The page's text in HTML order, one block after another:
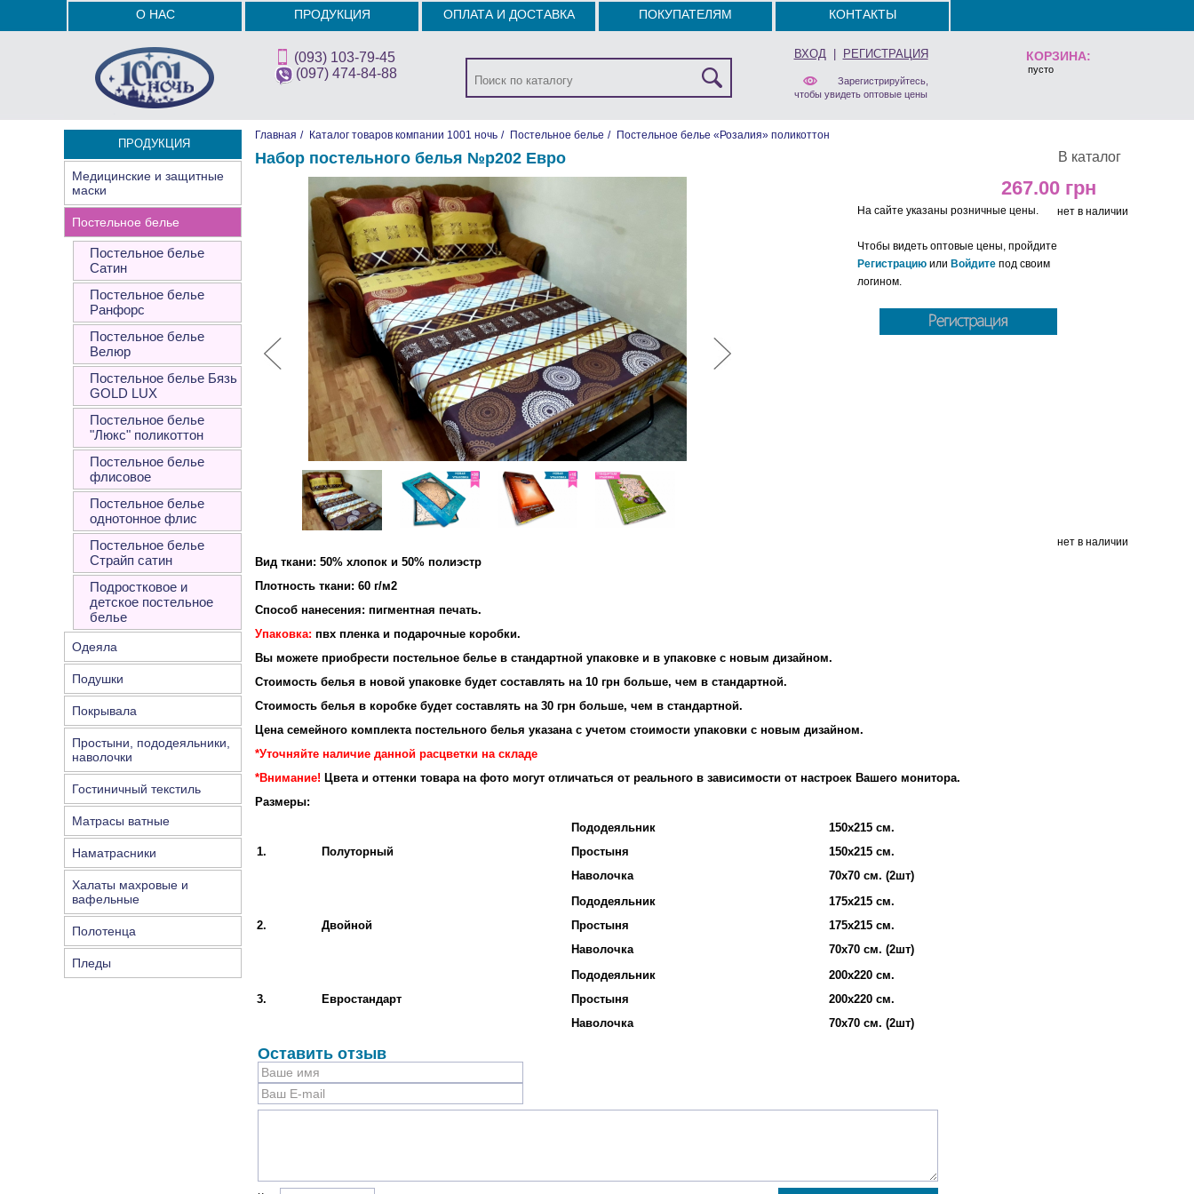
КОРЗИНА:
пусто
О НАС ПРОДУКЦИЯ ОПЛАТА И ДОСТАВКА ПОКУПАТЕЛЯМ КОНТАКТЫ
(093) 103-79-45
(097) 474-84-88
ВХОД| РЕГИСТРАЦИЯ
Зарегистрируйтесь,
чтобы увидеть оптовые цены
ПРОДУКЦИЯ
Медицинские и защитные
маски
Постельное белье
Постельное белье
Сатин
Постельное белье
Ранфорс
Постельное белье
Велюр
Постельное белье Бязь
GOLD LUX
Постельное белье
"Люкс" поликоттон
Постельное белье
флисовое
Постельное белье
однотонное флис
Постельное белье
Страйп сатин
Подростковое и
детское постельное
белье
Одеяла
Подушки
Покрывала
Простыни, пододеяльники,
наволочки
Гостиничный текстиль
Матрасы ватные
Наматрасники
Халаты махровые и
вафельные
Полотенца
Пледы
Главная / Каталог товаров компании 1001 ночь / Постельное белье / Постельное белье «Розалия» поликоттон
В каталог
Набор постельного белья №р202 Евро
267.00
нет в наличии
На сайте указаны розничные цены.
Чтобы видеть оптовые цены, пройдите
Регистрацию или Войдите под своим
логином.
нет в наличии
Вид ткани: 50% хлопок и 50% полиэстр
Плотность ткани: 60 г/м2
Способ нанесения: пигментная печать.
Упаковка: пвх пленка и подарочные коробки.
Вы можете приобрести постельное белье в стандартной упаковке и в упаковке с новым дизайном.
Стоимость белья в новой упаковке будет составлять на 10 грн больше, чем в стандартной.
Стоимость белья в коробке будет составлять на 30 грн больше, чем в стандартной.
Цена семейного комплекта постельного белья указана с учетом стоимости упаковки с новым дизайном.
*Уточняйте наличие данной расцветки на складе
*Внимание! Цвета и оттенки товара на фото могут отличаться от реального в зависимости от настроек Вашего монитора.
Размеры:
1. Полуторный
Пододеяльник
Простыня
Наволочка
150х215 см.
150х215 см.
70х70 см. (2шт)
2. Двойной
Пододеяльник
Простыня
Наволочка
175х215 см.
175х215 см.
70х70 см. (2шт)
3. Евростандарт
Пододеяльник
Простыня
Наволочка
200х220 см.
200х220 см.
70х70 см. (2шт)
Оставить отзыв